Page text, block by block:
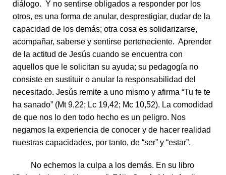
diálogo. Y no sentirse obligados a responder por los
otros, es una forma de anular, desprestigiar, dudar de la
capacidad de los demás; otra cosa es solidarizarse,
acompañar, saberse y sentirse perteneciente. Aprender
de la actitud de Jesús cuando se encuentra con
aquellos que le solicitan su ayuda; su pedagogía no
consiste en sustituir o anular la responsabilidad del
necesitado. Jesús remite a uno mismo y afirma “Tu fe te
ha sanado” (Mt 9,22; Lc 19,42; Mc 10,52). La comodidad
de que nos lo den todo hecho es un peligro. Nos
negamos la experiencia de conocer y de hacer realidad
nuestras capacidades, por tanto, de “ser” y “estar”.
No echemos la culpa a los demás. En su libro